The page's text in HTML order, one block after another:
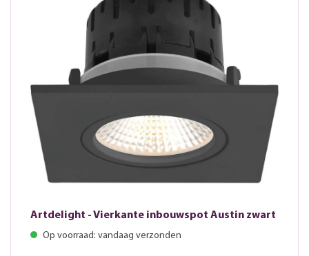
Artdelight - Vierkante inbouwspot Austin zwart
Op voorraad: vandaag verzonden